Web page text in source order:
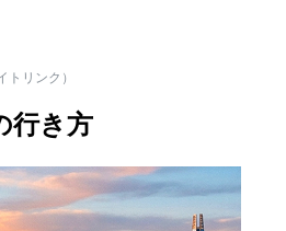
リンク）
行き方